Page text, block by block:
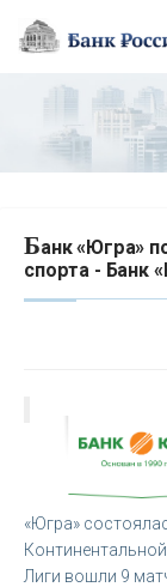
Банк «Югра»
спорта - Банк
«Югра»
Лиги вошли 9